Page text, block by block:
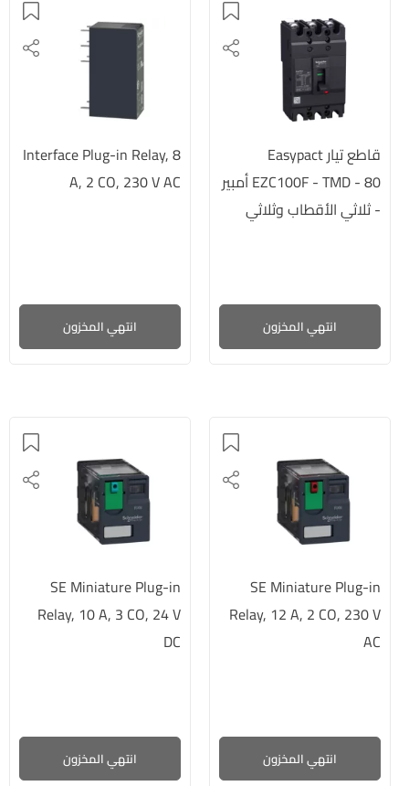
قاطع تيار Easypact
EZC100F - TMD - 80 أمبير
- ثلاثي الأقطاب وثلاثي
انتهي المخزون
Interface Plug-in Relay, 8
A, 2 CO, 230 V AC
انتهي المخزون
SE Miniature Plug-in
Relay, 12 A, 2 CO, 230 V
AC
انتهي المخزون
SE Miniature Plug-in
Relay, 10 A, 3 CO, 24 V
DC
انتهي المخزون